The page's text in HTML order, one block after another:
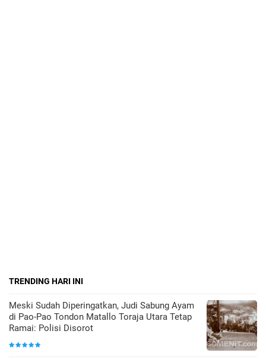
TRENDING HARI INI
Meski Sudah Diperingatkan, Judi Sabung Ayam
di Pao-Pao Tondon Matallo Toraja Utara Tetap
Ramai: Polisi Disorot